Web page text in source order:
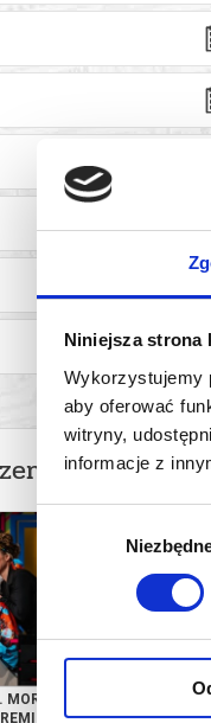
Niniejsza strona
Wykorzystujemy
aby oferować
witryny,
informacje z
Wybór